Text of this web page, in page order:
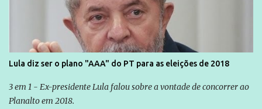
Lula diz ser o plano "AAA" do PT para as eleições de 2018
3 em 1 - Ex-presidente Lula falou sobre a vontade de concorrer ao
Planalto em 2018.